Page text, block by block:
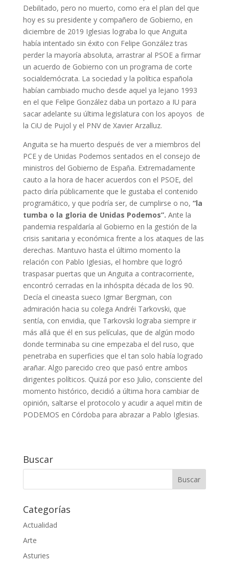
Debilitado, pero no muerto, como era el plan del que
hoy es su presidente y compañero de Gobierno, en
diciembre de 2019 Iglesias lograba lo que Anguita
había intentado sin éxito con Felipe González tras
perder la mayoría absoluta, arrastrar al PSOE a firmar
un acuerdo de Gobierno con un programa de corte
socialdemócrata. La sociedad y la política española
habían cambiado mucho desde aquel ya lejano 1993
en el que Felipe González daba un portazo a IU para
sacar adelante su última legislatura con los apoyos de
la CiU de Pujol y el PNV de Xavier Arzalluz.
Anguita se ha muerto después de ver a miembros del
PCE y de Unidas Podemos sentados en el consejo de
ministros del Gobierno de España. Extremadamente
cauto a la hora de hacer acuerdos con el PSOE, del
pacto diría públicamente que le gustaba el contenido
programático, y que podría ser, de cumplirse o no, “la
tumba o la gloria de Unidas Podemos”. Ante la
pandemia respaldaría al Gobierno en la gestión de la
crisis sanitaria y económica frente a los ataques de las
derechas. Mantuvo hasta el último momento la
relación con Pablo Iglesias, el hombre que logró
traspasar puertas que un Anguita a contracorriente,
encontró cerradas en la inhóspita década de los 90.
Decía el cineasta sueco Igmar Bergman, con
admiración hacia su colega Andréi Tarkovski, que
sentía, con envidia, que Tarkovski lograba siempre ir
más allá que él en sus películas, que de algún modo
donde terminaba su cine empezaba el del ruso, que
penetraba en superficies que el tan solo había logrado
arañar. Algo parecido creo que pasó entre ambos
dirigentes políticos. Quizá por eso Julio, consciente del
momento histórico, decidió a última hora cambiar de
opinión, saltarse el protocolo y acudir a aquel mitin de
PODEMOS en Córdoba para abrazar a Pablo Iglesias.
Buscar
Categorías
Actualidad
Arte
Asturies